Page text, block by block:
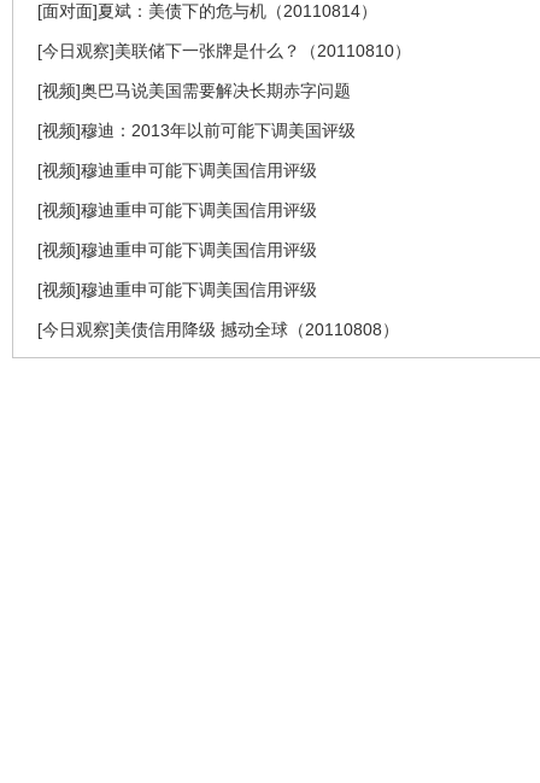
[面对面]夏斌：美债下的危与机（20110814）
[今日观察]美联储下一张牌是什么？（20110810）
[视频]奥巴马说美国需要解决长期赤字问题
[视频]穆迪：2013年以前可能下调美国评级
[视频]穆迪重申可能下调美国信用评级
[视频]穆迪重申可能下调美国信用评级
[视频]穆迪重申可能下调美国信用评级
[视频]穆迪重申可能下调美国信用评级
[今日观察]美债信用降级 撼动全球（20110808）